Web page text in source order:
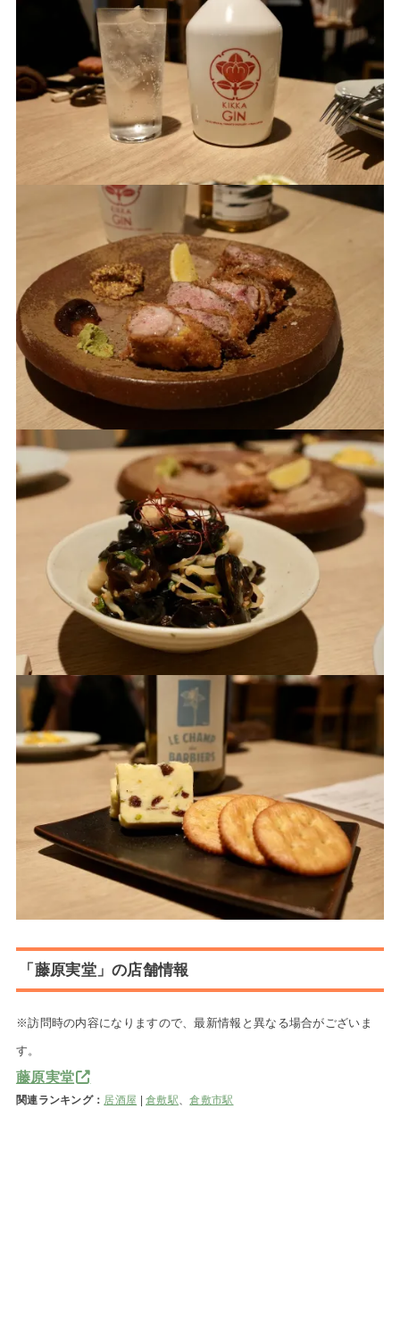
「藤原実堂」の店舗情報
※訪問時の内容になりますので、最新情報と異なる場合がございま
す。
藤原実堂
関連ランキング： 居酒屋 |倉敷駅 、倉敷市駅